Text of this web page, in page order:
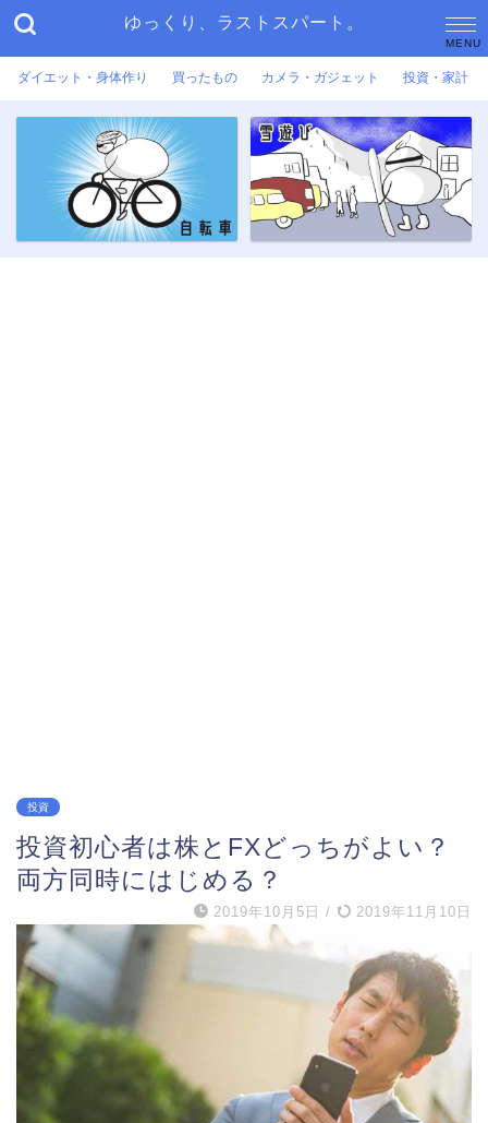
ゆっくり、ラストスパート。
ダイエット・身体作り 買ったもの カメラ・ガジェット 投資・家計
投資
投資初心者は株とFXどっちがよい？
両方同時にはじめる？
2019年10月5日 / 2019年11月10日